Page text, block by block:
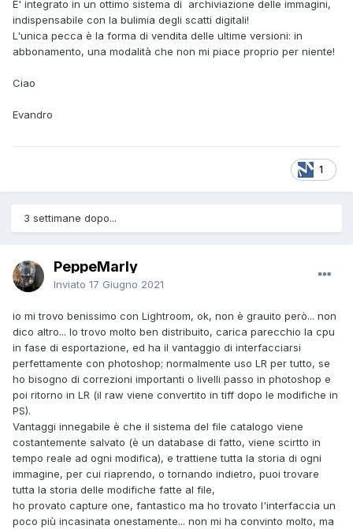
E' integrato in un ottimo sistema di archiviazione delle immagini,
indispensabile con la bulimia degli scatti digitali!
L'unica pecca è la forma di vendita delle ultime versioni: in
abbonamento, una modalità che non mi piace proprio per niente!
Ciao
Evandro
1
3 settimane dopo...
PeppeMarly
Inviato 17 Giugno 2021
io mi trovo benissimo con Lightroom, ok, non è grauito però... non
dico altro... lo trovo molto ben distribuito, carica parecchio la cpu
in fase di esportazione, ed ha il vantaggio di interfacciarsi
perfettamente con photoshop; normalmente uso LR per tutto, se
ho bisogno di correzioni importanti o livelli passo in photoshop e
poi ritorno in LR (il raw viene convertito in tiff dopo le modifiche in
PS).
Vantaggi innegabile è che il sistema del file catalogo viene
costantemente salvato (è un database di fatto, viene scirtto in
tempo reale ad ogni modifica), e trattiene tutta la storia di ogni
immagine, per cui riaprendo, o tornando indietro, puoi trovare
tutta la storia delle modifiche fatte al file,
ho provato capture one, fantastico ma ho trovato l'interfaccia un
poco più incasinata onestamente... non mi ha convinto molto, ma